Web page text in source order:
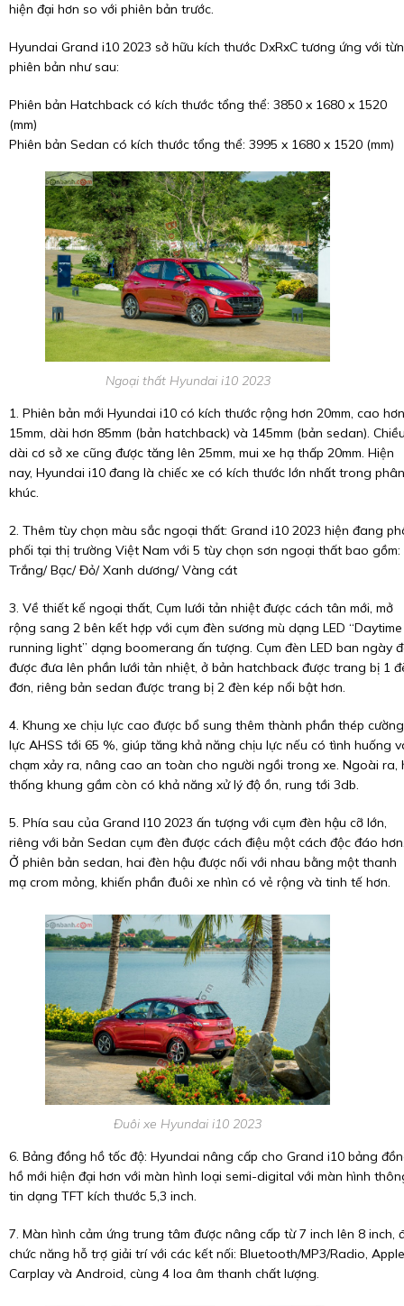
hiện đại hơn so với phiên bản trước.
Hyundai Grand i10 2023 sở hữu kích thước DxRxC tương ứng với
phiên bản như sau:
Phiên bản Hatchback có kích thước tổng thể: 3850 x 1680 x 1520
(mm)
Phiên bản Sedan có kích thước tổng thể: 3995 x 1680 x 1520 (mm)
Ngoại thất Hyundai i10 2023
1. Phiên bản mới Hyundai i10 có kích thước rộng hơn 20mm, cao hơn
15mm, dài hơn 85mm (bản hatchback) và 145mm (bản sedan).
dài cơ sở xe cũng được tăng lên 25mm, mui xe hạ thấp 20mm. Hiện
nay, Hyundai i10 đang là chiếc xe có kích thước lớn nhất trong phân
khúc.
2. Thêm tùy chọn màu sắc ngoại thất: Grand i10 2023 hiện đang
phối tại thị trường Việt Nam với 5 tùy chọn sơn ngoại thất bao gồm:
Trắng/ Bạc/ Đỏ/ Xanh dương/ Vàng cát
3. Về thiết kế ngoại thất, Cụm lưới tản nhiệt được cách tân mới, mở
rộng sang 2 bên kết hợp với cụm đèn sương mù dạng LED “Daytime
running light” dạng boomerang ấn tượng. Cụm đèn LED ban ngày
được đưa lên phần lưới tản nhiệt, ở bản hatchback được trang bị 1
đơn, riêng bản sedan được trang bị 2 đèn kép nổi bật hơn.
4. Khung xe chịu lực cao được bổ sung thêm thành phần thép cường
lực AHSS tới 65 %, giúp tăng khả năng chịu lực nếu có tình huống
chạm xảy ra, nâng cao an toàn cho người ngồi trong xe. Ngoài ra,
thống khung gầm còn có khả năng xử lý độ ồn, rung tới 3db.
5. Phía sau của Grand I10 2023 ấn tượng với cụm đèn hậu cỡ lớn,
riêng với bản Sedan cụm đèn được cách điệu một cách độc đáo
Ở phiên bản sedan, hai đèn hậu được nối với nhau bằng một thanh
mạ crom mỏng, khiến phần đuôi xe nhìn có vẻ rộng và tinh tế hơn.
Đuôi xe Hyundai i10 2023
6. Bảng đồng hồ tốc độ: Hyundai nâng cấp cho Grand i10 bảng
hồ mới hiện đại hơn với màn hình loại semi-digital với màn hình
tin dạng TFT kích thước 5,3 inch.
7. Màn hình cảm ứng trung tâm được nâng cấp từ 7 inch lên 8 inch,
chức năng hỗ trợ giải trí với các kết nối: Bluetooth/MP3/Radio, Apple
Carplay và Android, cùng 4 loa âm thanh chất lượng.